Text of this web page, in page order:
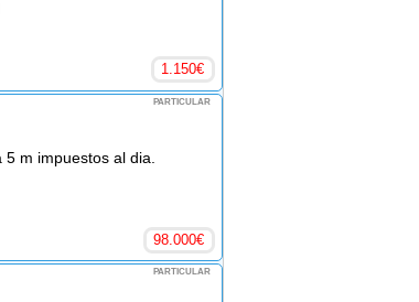
1.150€
PARTICULAR
m impuestos al dia.
98.000€
PARTICULAR